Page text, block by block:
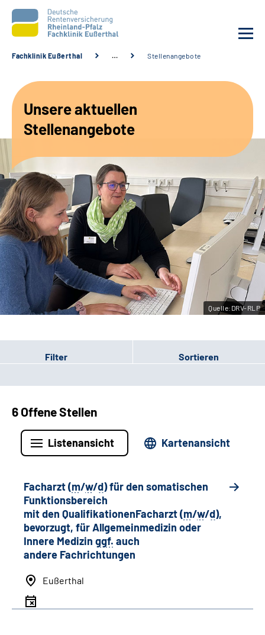
Unsere Angebote
Karriere
Beratungsstellen &
Zuweisende
Suche
Leichte Sprache
Gebärdensprache
Fachklinik Eußerthal … Stellenangebote
Unsere aktuellen
Stellenangebote
Quelle:DRV-RLP
Filter Sortieren
6 Offene Stellen
Listenansicht Kartenansicht
Facharzt (m/w/d) für den somatischen
Funktionsbereich
mit den QualifikationenFacharzt (m/w/d),
bevorzugt, für Allgemeinmedizin oder
Innere Medizin ggf. auch
andere Fachrichtungen
Eußerthal